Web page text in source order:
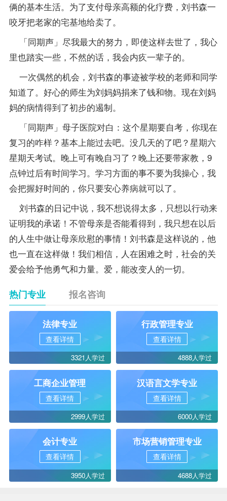
俩的基本生活。为了支付母亲高额的化疗费，刘书森一
咬牙把老家的宅基地给卖了。
「同期声」尽我最大的努力，即使这样去世了，我心
里也踏实一些，不然的话，我会内疚一辈子的。
一次偶然的机会，刘书森的事迹被学校的老师和同学
知道了。好心的师生为刘妈妈捐来了钱和物。现在刘妈
妈的病情得到了初步的遏制。
「同期声」母子医院对白：这个星期要自考，你现在
复习的咋样？基本上能过去吧。没几天的了吧？星期六
星期天考试。晚上可有晚自习了？晚上还要带家教，9
点钟过后有时间学习。学习方面的事不要为我操心，我
会把握好时间的，你只要安心养病就可以了。
刘书森的日记中说，我不想说得太多，只想以行动来
证明我的承诺！不管母亲是否能看得到，我只想在以后
的人生中做让母亲欣慰的事情！刘书森是这样说的，他
也一直在这样做！我们相信，人在困难之时，社会的关
爱会给予他勇气和力量。爱，能改变人的一切。
热门专业 报名咨询
法律专业
查看详情
3321人学过
行政管理专业
查看详情
4888人学过
工商企业管理
查看详情
2999人学过
汉语言文学专业
查看详情
6000人学过
会计专业
查看详情
3950人学过
市场营销管理专业
查看详情
4688人学过